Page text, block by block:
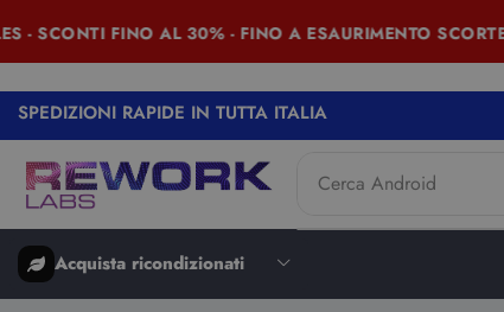
SCONTI FINO AL 30% - FINO A ESAURIMENTO SCORTE
SPEDIZIONI RAPIDE IN TUTTA ITALIA
Cerca iPad
Acquista ricondizionati